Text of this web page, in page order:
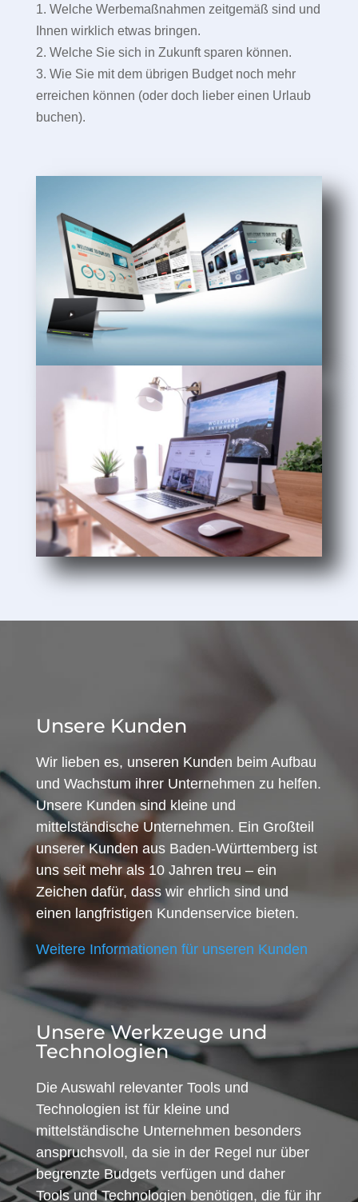
1. Welche Werbemaßnahmen zeitgemäß sind und
Ihnen wirklich etwas bringen.
2. Welche Sie sich in Zukunft sparen können.
3. Wie Sie mit dem übrigen Budget noch mehr
erreichen können (oder doch lieber einen Urlaub
buchen).
Unsere Kunden
Wir lieben es, unseren Kunden beim Aufbau
und Wachstum ihrer Unternehmen zu helfen.
Unsere Kunden sind kleine und
mittelständische Unternehmen. Ein Großteil
unserer Kunden aus Baden-Württemberg ist
uns seit mehr als 10 Jahren treu – ein
Zeichen dafür, dass wir ehrlich sind und
einen langfristigen Kundenservice bieten.
Weitere Informationen für unseren Kunden
Unsere Werkzeuge und
Technologien
Die Auswahl relevanter Tools und
Technologien ist für kleine und
mittelständische Unternehmen besonders
anspruchsvoll, da sie in der Regel nur über
begrenzte Budgets verfügen und daher
Tools und Technologien benötigen, die für ihr